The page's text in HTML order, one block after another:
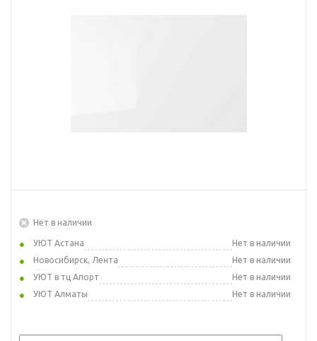
Нет в наличии
УЮТ Астана
Нет в наличии
Новосибирск, Лента
Нет в наличии
УЮТ в тц Апорт
Нет в наличии
УЮТ Алматы
Нет в наличии